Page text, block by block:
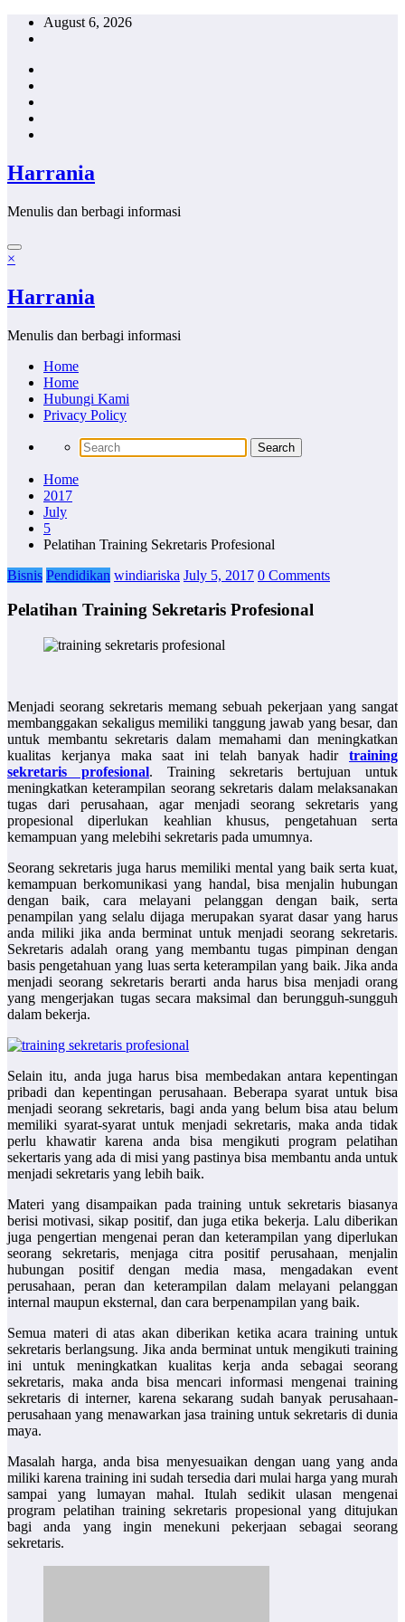
Skip
August 6, 2026
Harrania
Menulis dan berbagi informasi
×
Harrania
Menulis dan berbagi informasi
Home
Home
Hubungi Kami
Privacy Policy
Home
2017
July
5
Pelatihan Training Sekretaris Profesional
Bisnis Pendidikan windiariska July 5, 2017 0 Comments
Pelatihan Training Sekretaris Profesional
Menjadi seorang sekretaris memang sebuah pekerjaan yang sangat
membanggakan sekaligus memiliki tanggung jawab yang besar, dan
untuk membantu sekretaris dalam memahami dan meningkatkan
kualitas kerjanya maka saat ini telah banyak hadir training
sekretaris profesional. Training sekretaris bertujuan untuk
meningkatkan keterampilan seorang sekretaris dalam melaksanakan
tugas dari perusahaan, agar menjadi seorang sekretaris yang
propesional diperlukan keahlian khusus, pengetahuan serta
kemampuan yang melebihi sekretaris pada umumnya.
Seorang sekretaris juga harus memiliki mental yang baik serta kuat,
kemampuan berkomunikasi yang handal, bisa menjalin hubungan
dengan baik, cara melayani pelanggan dengan baik, serta
penampilan yang selalu dijaga merupakan syarat dasar yang harus
anda miliki jika anda berminat untuk menjadi seorang sekretaris.
Sekretaris adalah orang yang membantu tugas pimpinan dengan
basis pengetahuan yang luas serta keterampilan yang baik. Jika anda
menjadi seorang sekretaris berarti anda harus bisa menjadi orang
yang mengerjakan tugas secara maksimal dan berungguh-sungguh
dalam bekerja.
Selain itu, anda juga harus bisa membedakan antara kepentingan
pribadi dan kepentingan perusahaan. Beberapa syarat untuk bisa
menjadi seorang sekretaris, bagi anda yang belum bisa atau belum
memiliki syarat-syarat untuk menjadi sekretaris, maka anda tidak
perlu khawatir karena anda bisa mengikuti program pelatihan
sekertaris yang ada di misi yang pastinya bisa membantu anda untuk
menjadi sekretaris yang lebih baik.
Materi yang disampaikan pada training untuk sekretaris biasanya
berisi motivasi, sikap positif, dan juga etika bekerja. Lalu diberikan
juga pengertian mengenai peran dan keterampilan yang diperlukan
seorang sekretaris, menjaga citra positif perusahaan, menjalin
hubungan positif dengan media masa, mengadakan event
perusahaan, peran dan keterampilan dalam melayani pelanggan
internal maupun eksternal, dan cara berpenampilan yang baik.
Semua materi di atas akan diberikan ketika acara training untuk
sekretaris berlangsung. Jika anda berminat untuk mengikuti training
ini untuk meningkatkan kualitas kerja anda sebagai seorang
sekretaris, maka anda bisa mencari informasi mengenai training
sekretaris di interner, karena sekarang sudah banyak perusahaan-
perusahaan yang menawarkan jasa training untuk sekretaris di dunia
maya.
Masalah harga, anda bisa menyesuaikan dengan uang yang anda
miliki karena training ini sudah tersedia dari mulai harga yang murah
sampai yang lumayan mahal.Itulah sedikit ulasan mengenai
program pelatihantraining sekretaris propesionalyang ditujukan
bagi anda yang ingin menekuni pekerjaan sebagai seorang
sekretaris.